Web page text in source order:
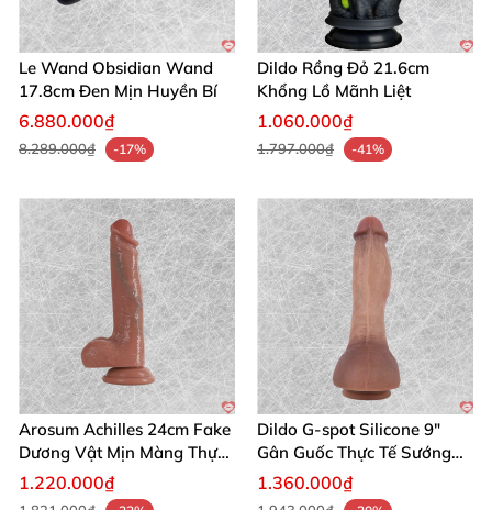
Le Wand Obsidian Wand
17.8cm Đen Mịn Huyền Bí
6.880.000₫
8.289.000₫ -17%
Dildo Rồng Đỏ 21.6cm
Khổng Lồ Mãnh Liệt
1.060.000₫
1.797.000₫ -41%
Arosum Achilles 24cm Fake
Dương Vật Mịn Màng Thực
Tế
1.220.000₫
Dildo G-spot Silicone 9"
Gân Guốc Thực Tế Sướng
Đỉnh
1.360.000₫